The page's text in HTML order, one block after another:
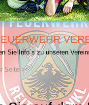
Sie Info´s zu unseren
Seite >>